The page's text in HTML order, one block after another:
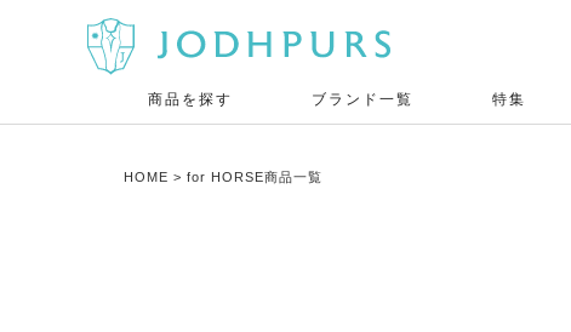
商品を探す ブランド一覧 特集
HOME for HORSE商品一覧